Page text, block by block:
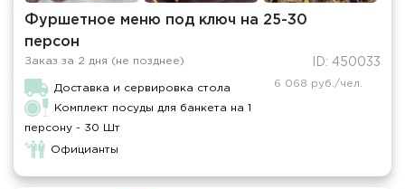
Фуршетное меню под ключ на 25-30
персон
Заказ за 2 дня (не позднее) ID: 450033
Доставка и сервировка стола
Комплект посуды для банкета на 1
персону - 30 Шт
Официанты
6 068 руб./чел.